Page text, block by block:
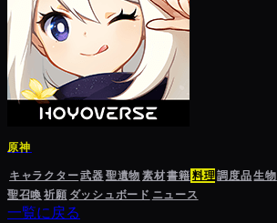
原神
キャラクター武器聖遺物素材書籍料理調度品生物
聖召喚祈願 ダッシュボード ニュース
一覧に戻る